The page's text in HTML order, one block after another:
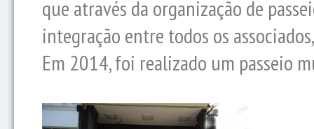
que através da organização de
integração entre todos os
Em 2014, foi realizado um passeio